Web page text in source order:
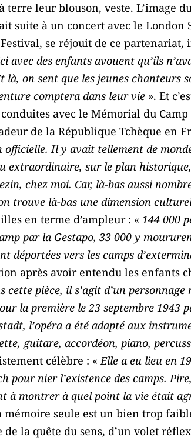
leur blouson, veste. L’image
suite à un concert avec le London
se réjouit de ce partenariat,
avec des enfants avouent qu’ils
là, on sent que les jeunes chanteurs
comptera dans leur vie ». Et
avec le Mémorial du
de la République Tchèque en
officielle. Il y avait tellement de
extraordinaire, sur le plan
chez moi. Car, là-bas aussi
trouve là-bas une dimension
en terme d’ampleur : « 144 000
par la Gestapo, 33 000 y
déportées vers les camps
après avoir entendu les enfants
cette pièce, il s’agit d’un
la première le 23 septembre 1943
l’opéra a été adapté aux
guitare, accordéon, piano,
célèbre : «Elle a eu lieu en
pour nier l’existence des camps.
à montrer à quel point la vie était
mémoire seule est un bien trop
de la quête du sens, d’un volet